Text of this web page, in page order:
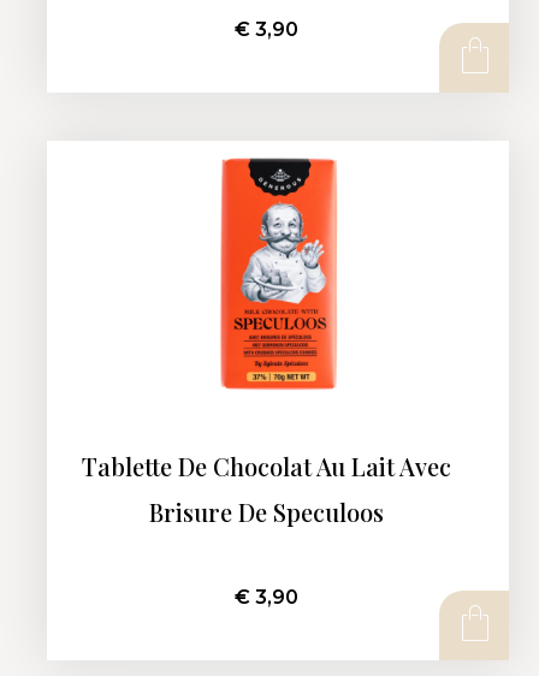
€3,90
Tablette De Chocolat Au Lait Avec
Brisure De Speculoos
€3,90